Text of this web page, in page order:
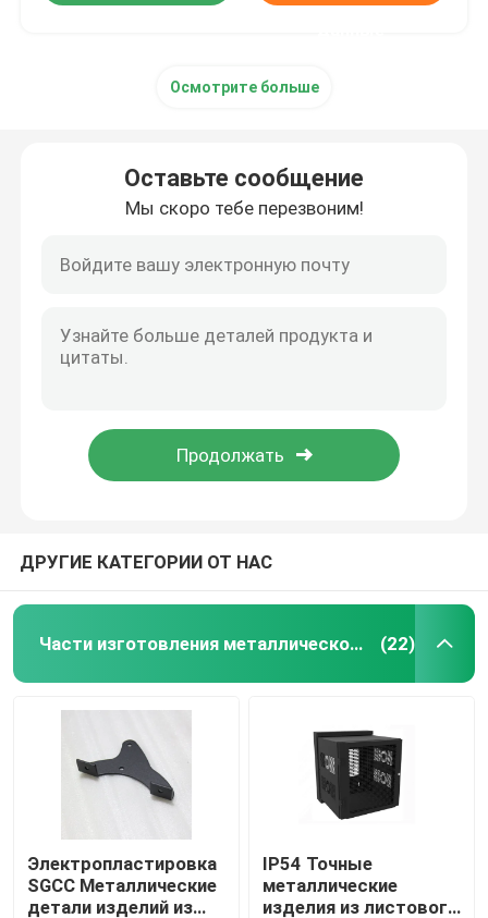
Главная страница
Продукция
О Компании
Осмотрите больше
Оставьте сообщение
Мы скоро тебе перезвоним!
ДРУГИЕ КАТЕГОРИИ ОТ НАС
Части изготовления металлического листа точности (22)
Электропластировка
SGCC Металлические
детали изделий из
IP54 Точные
металлические
изделия из листового